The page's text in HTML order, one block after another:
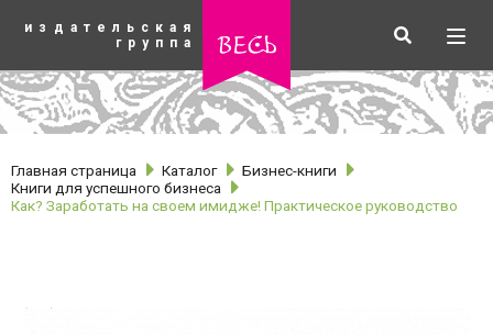
основному
издательская
группа
весь Искать
Главная страница Каталог
Бизнес-книги
Книги для успешного бизнеса
Как? Заработать на своем имидже! Практическое руководство